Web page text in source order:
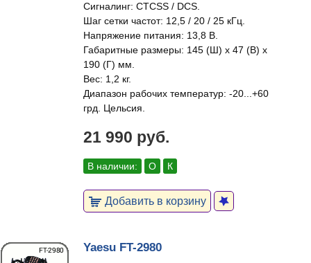
Сигналинг: CTCSS / DCS.
Шаг сетки частот: 12,5 / 20 / 25 кГц.
Напряжение питания: 13,8 В.
Габаритные размеры: 145 (Ш) х 47 (В) х
190 (Г) мм.
Вес: 1,2 кг.
Диапазон рабочих температур: -20...+60
грд. Цельсия.
21 990 руб.
В наличии: О К
Добавить в корзину
Yaesu FT-2980